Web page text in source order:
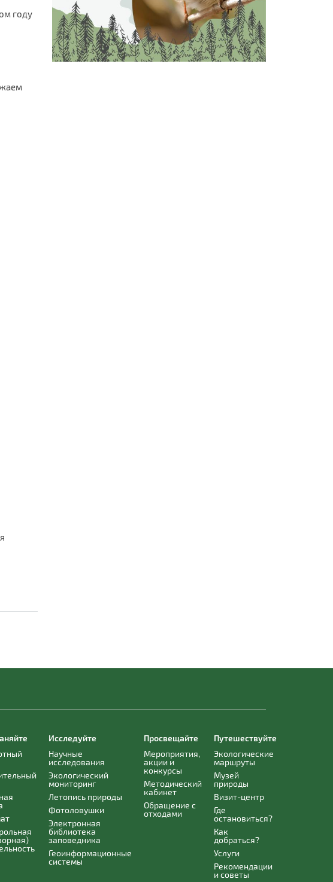
году
Исследуйте
Научные
исследования
Экологический
мониторинг
Летопись природы
Фотоловушки
Электронная
библиотека
заповедника
Геоинформационные
системы
Просвещайте
Мероприятия,
акции и
конкурсы
Методический
кабинет
Обращение с
отходами
Путешествуйте
Экологические
маршруты
Музей
природы
Визит-центр
Где
остановиться?
Как
добраться?
Услуги
Рекомендации
и советы